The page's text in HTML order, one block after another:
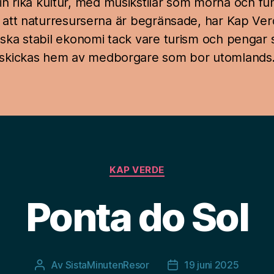
att naturresurserna är begränsade, har Kap
stabil ekonomi tack vare turism och pengar
hem av medborgare som bor utomlands.
Kategorier
KAP VERDE
Ponta do Sol
Inläggsförfattare
Av SistaMinutenResor Inläggsdatum
19 juni 2025